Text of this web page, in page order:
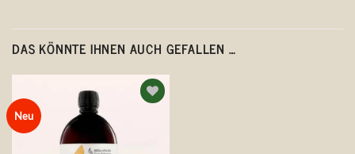
DAS KÖNNTE IHNEN AUCH GEFALLEN …
Neu
Wunschliste